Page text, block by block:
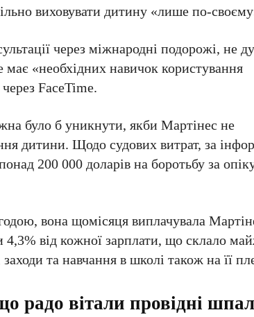
виховувати дитину «лише по-
через міжнародні подорожі, не
має «необхідних навичок користування
FaceTime.
було б уникнути, якби Мартінес не
дитини. Щодо судових витрат, за
200 000 доларів на боротьбу за
вона щомісяця виплачувала
від кожної зарплати, що склало
та навчання в школі також на її
радо вітали провідні